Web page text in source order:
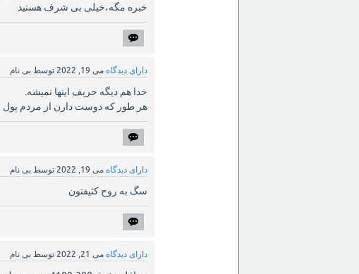
خبره مگه،خیلی بی شرف هستید
دارای دیدگاه می 19, 2022 توسط بی نام
خدا هم دیگه حریف اینها نمیشه.
هر طور که دوست دارن از مردم پول
دارای دیدگاه می 19, 2022 توسط بی نام
سگ به روح کثیفتون
دارای دیدگاه می 21, 2022 توسط بی نام